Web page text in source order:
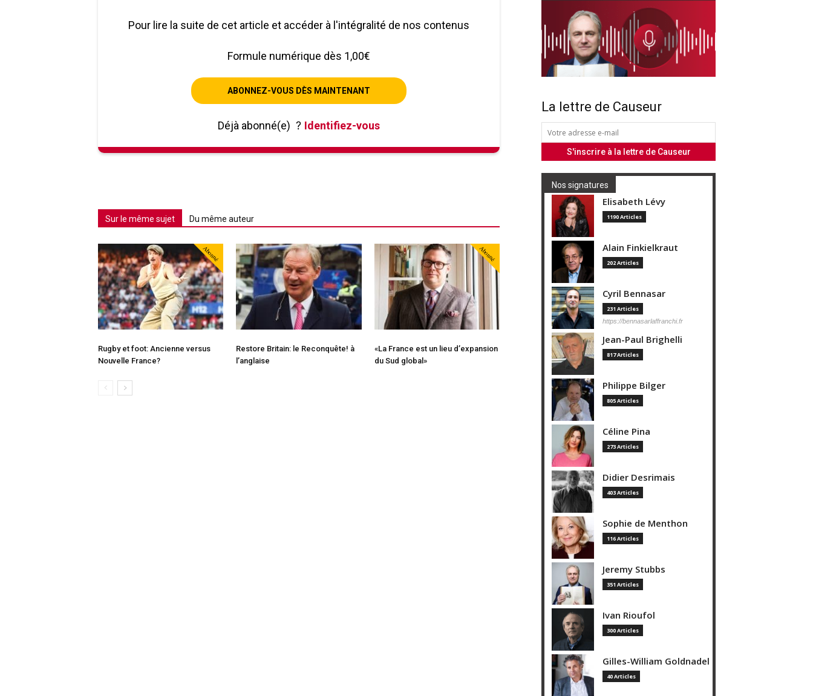
Pour lire la suite de cet article et accéder à l'intégralité de nos contenus
Formule numérique dès 1,00€
ABONNEZ-VOUS DÈS MAINTENANT
Déjà abonné(e) ? Identifiez-vous
Sur le même sujet Du même auteur
Abonné
Rugby et foot: Ancienne versus
Nouvelle France?
Restore Britain: le Reconquête! à
l’anglaise
Abonné
«La France est un lieu d’expansion
du Sud global»
La lettre de Causeur
Nos signatures
Elisabeth Lévy
1190 Articles
Alain Finkielkraut
202 Articles
Cyril Bennasar
231 Articles
https://bennasarlaffranchi.fr
Jean-Paul Brighelli
817 Articles
Philippe Bilger
805 Articles
Céline Pina
273 Articles
Didier Desrimais
403 Articles
Sophie de Menthon
116 Articles
Jeremy Stubbs
351 Articles
Ivan Rioufol
300 Articles
Gilles-William Goldnadel
40 Articles